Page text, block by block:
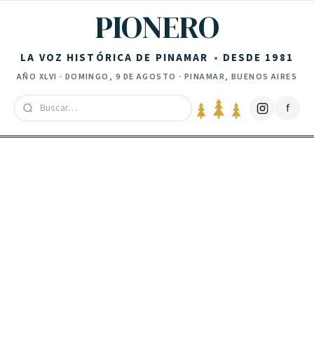
PIONERO
LA VOZ HISTÓRICA DE PINAMAR DESDE 1981
AÑO XLVI · DOMINGO, 9 DE AGOSTO · PINAMAR, BUENOS AIRES
f